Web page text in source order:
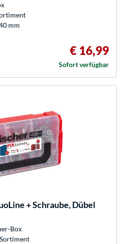
mm
€ 16,99
Sofort verfügbar
+ Schraube, Dübel
Box